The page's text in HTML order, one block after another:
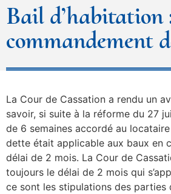
Bail d’habitation
commandement
La Cour de Cassation a rendu un
savoir, si suite à la réforme du 27
de 6 semaines accordé au
dette était applicable aux baux en
délai de 2 mois. La Cour de
toujours le délai de 2 mois qui
ce sont les stipulations des parties